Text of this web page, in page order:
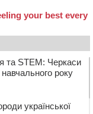
та STEM: Черкаси
року
української